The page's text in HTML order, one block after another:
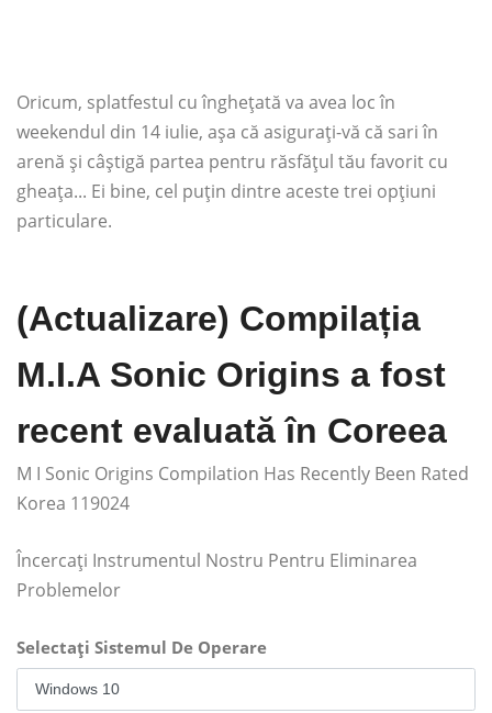
Oricum, splatfestul cu înghețată va avea loc în
weekendul din 14 iulie, așa că asigurați-vă că sari în
arenă și câștigă partea pentru răsfățul tău favorit cu
gheața... Ei bine, cel puțin dintre aceste trei opțiuni
particulare.
(Actualizare) Compilația
M.I.A Sonic Origins a fost
recent evaluată în Coreea
M I Sonic Origins Compilation Has Recently Been Rated
Korea 119024
Încercați Instrumentul Nostru Pentru Eliminarea
Problemelor
Selectați Sistemul De Operare